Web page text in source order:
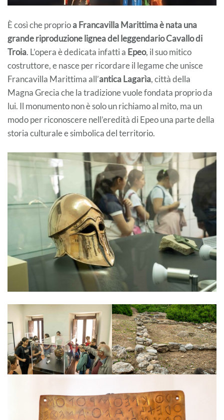
È così che proprioa Francavilla Marittima è nata una
grande riproduzione lignea del leggendario Cavallo di
Troia. L’opera è dedicata infatti a Epeo, il suo mitico
costruttore, e nasce per ricordare il legame che unisce
Francavilla Marittima all’antica Lagarìa, città della
Magna Grecia che la tradizione vuole fondata proprio da
lui. Il monumento non è solo un richiamo al mito, ma un
modo per riconoscere nell’eredità di Epeo una parte della
storia culturale e simbolica del territorio.